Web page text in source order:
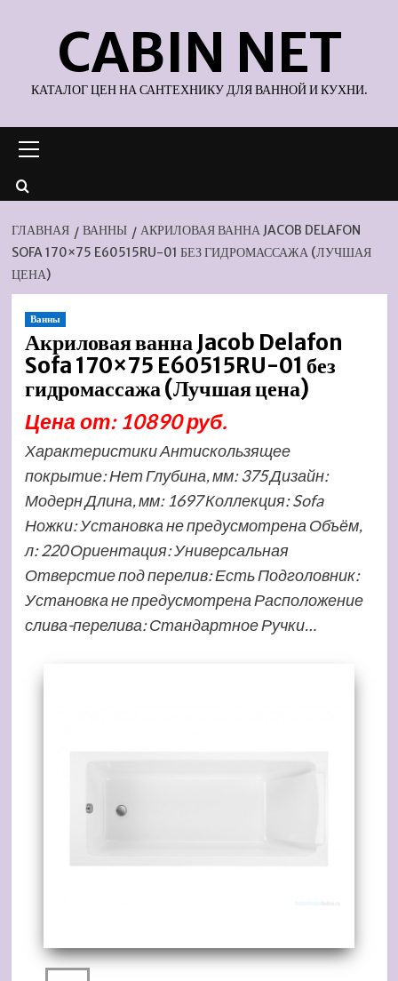
содержимомуCABIN NET
КАТАЛОГ ЦЕН НА САНТЕХНИКУ ДЛЯ ВАННОЙ И КУХНИ.
меню
ГЛАВНАЯ ВАННЫ
АКРИЛОВАЯ ВАННА JACOB DELAFON
SOFA 170×75 E60515RU-01 БЕЗ ГИДРОМАССАЖА (ЛУЧШАЯ
ЦЕНА)
Ванны
Акриловая ванна Jacob Delafon
Sofa 170×75 E60515RU-01 без
гидромассажа (Лучшая цена)
Цена от: 10890 руб.
Характеристики Антискользящее
покрытие: Нет Глубина, мм: 375 Дизайн:
Модерн Длина, мм: 1697 Коллекция: Sofa
Ножки: Установка не предусмотрена Объём,
л: 220 Ориентация: Универсальная
Отверстие под перелив: Есть Подголовник:
Установка не предусмотрена Расположение
слива-перелива: Стандартное Ручки…